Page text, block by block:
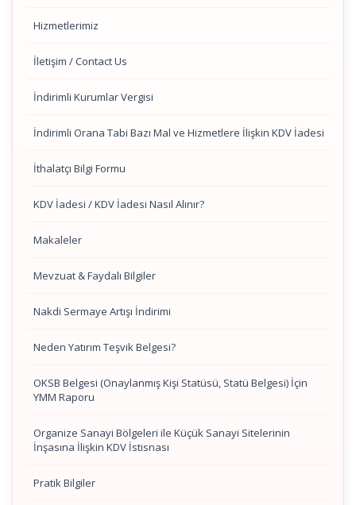
Hizmetlerimiz
İletişim / Contact Us
İndirimli Kurumlar Vergisi
İndirimli Orana Tabi Bazı Mal ve Hizmetlere İlişkin KDV İadesi
İthalatçı Bilgi Formu
KDV İadesi / KDV İadesi Nasıl Alınır?
Makaleler
Mevzuat & Faydalı Bilgiler
Nakdi Sermaye Artışı İndirimi
Neden Yatırım Teşvik Belgesi?
OKSB Belgesi (Onaylanmış Kişi Statüsü, Statü Belgesi) İçin
YMM Raporu
Organize Sanayi Bölgeleri ile Küçük Sanayi Sitelerinin
İnşasına İlişkin KDV İstisnası
Pratik Bilgiler